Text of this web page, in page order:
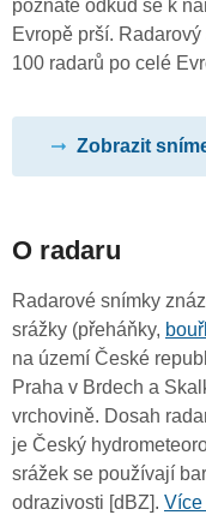
poznáte odkud se k
Evropě prší.
100 radarů po celé
Zobrazit
O radaru
Radarové snímky
srážky (přeháňky,
na území České
Praha v Brdech a
vrchovině. Dosah
je Český
srážek se používají
odrazivosti [dBZ]. Více